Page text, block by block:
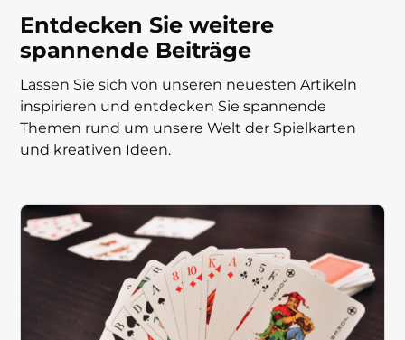
Entdecken Sie weitere
spannende Beiträge
Lassen Sie sich von unseren neuesten Artikeln
inspirieren und entdecken Sie spannende
Themen rund um unsere Welt der Spielkarten
und kreativen Ideen.